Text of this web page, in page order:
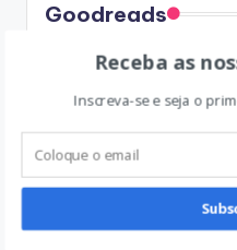
Goodreads
Conta-me o Teu Segredo
Dorothy Koomson
História de um Canalha
byJulia Navarro
O Silêncio dos Livros,
Receba as
Inscreva-se e seja o